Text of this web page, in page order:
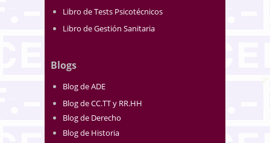
Libro de Tests Psicotécnicos
Libro de Gestión Sanitaria
Blogs
Blog de ADE
Blog de CC.TT y RR.HH
Blog de Derecho
Blog de Historia